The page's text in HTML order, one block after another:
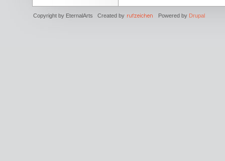
Copyright by EternalArts Created by Powered by Drupal